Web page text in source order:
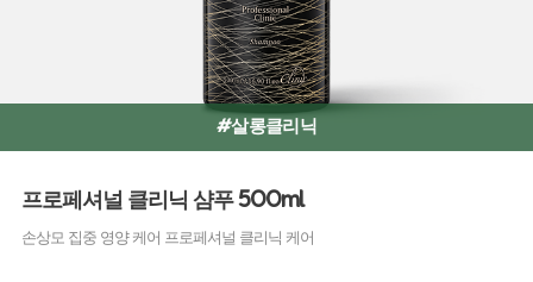
#살롱클리닉
프로페셔널 클리닉 샴푸 500ml
손상모 집중 영양 케어 프로페셔널 클리닉 케어